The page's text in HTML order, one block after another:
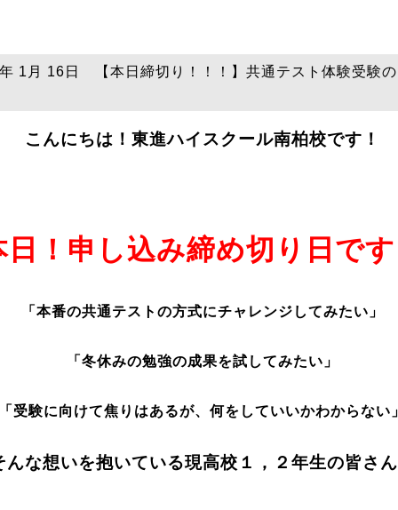
1月 16日 【本日締切り！！！】共通テスト体験受験の
こんにちは！東進ハイスクール南柏校です！
日！申し込み締め切り日です
「本番の共通テストの方式にチャレンジしてみたい」
「冬休みの勉強の成果を試してみたい」
受験に向けて焦りはあるが、何をしていいかわからない」
んな想いを抱いている現高校１，２年生の皆さん